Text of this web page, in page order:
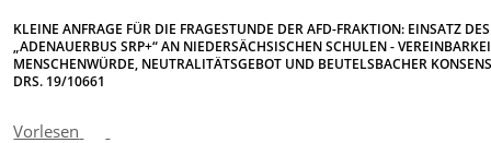
KLEINE ANFRAGE FÜR DIE FRAGESTUNDE DER AFD-FRAKTION: EINSATZ DES
„ADENAUERBUS SRP+“ AN NIEDERSÄCHSISCHEN SCHULEN -
MENSCHENWÜRDE, NEUTRALITÄTSGEBOT UND BEUTELSBACHER
DRS. 19/10661
Vorlesen